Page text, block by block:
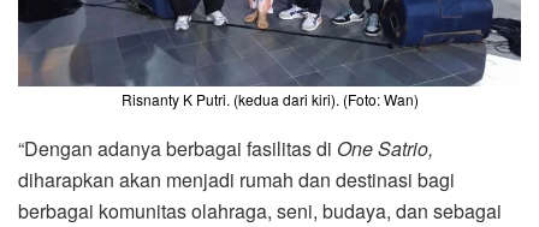
Risnanty K Putri. (kedua dari kiri). (Foto: Wan)
“Dengan adanya berbagai fasilitas di One Satrio,
diharapkan akan menjadi rumah dan destinasi bagi
berbagai komunitas olahraga, seni, budaya, dan sebagai